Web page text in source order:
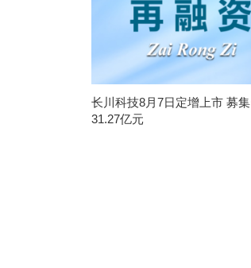
长川科技8月7日定增上市 募
31.27亿元